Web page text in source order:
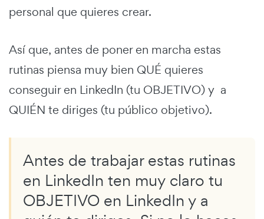
personal que quieres crear.
Así que, antes de poner en marcha estas
rutinas piensa muy bien QUÉ quieres
conseguir en LinkedIn (tu OBJETIVO) y a
QUIÉN te diriges (tu público objetivo).
Antes de trabajar estas rutinas
en LinkedIn ten muy claro tu
OBJETIVO en LinkedIn y a